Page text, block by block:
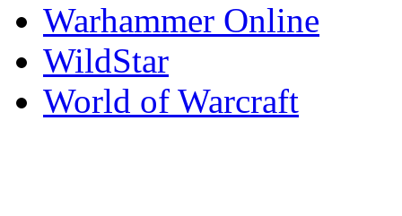
Warhammer Online
WildStar
World of Warcraft